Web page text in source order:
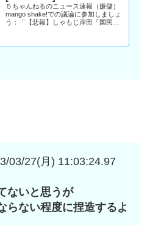
５ちゃんねるのニュース速報（嫌儲）
mango shake!での議論に参加しましょ
う：「【悲報】しゃもじ岸田「国民が
03/27(月) 11:03:24.97
ないと思うが
らない程度に捏造するよ